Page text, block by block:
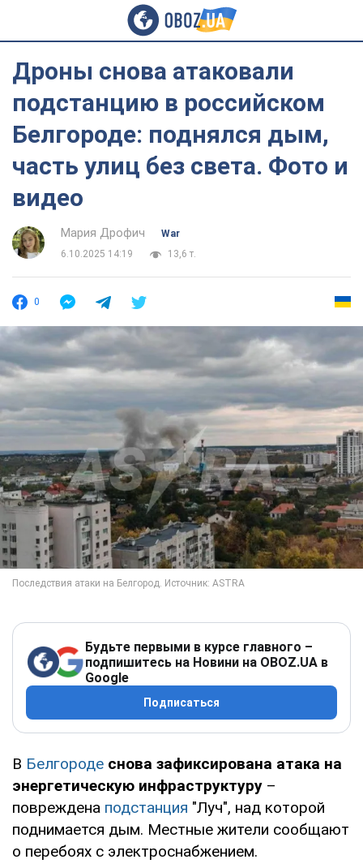
Дроны снова атаковали
подстанцию в российском
Белгороде: поднялся дым,
часть улиц без света. Фото и
видео
Мария Дрофич
War
6.10.2025 14:19
13,6 т.
0
Будьте первыми в курсе главного –
подпишитесь на Новини на OBOZ.UA в
Google
Подписаться
В Белгороде снова зафиксирована атака на
энергетическую инфраструктуру –
повреждена подстанция "Луч", над которой
поднимается дым. Местные жители сообщают
о перебоях с электроснабжением.